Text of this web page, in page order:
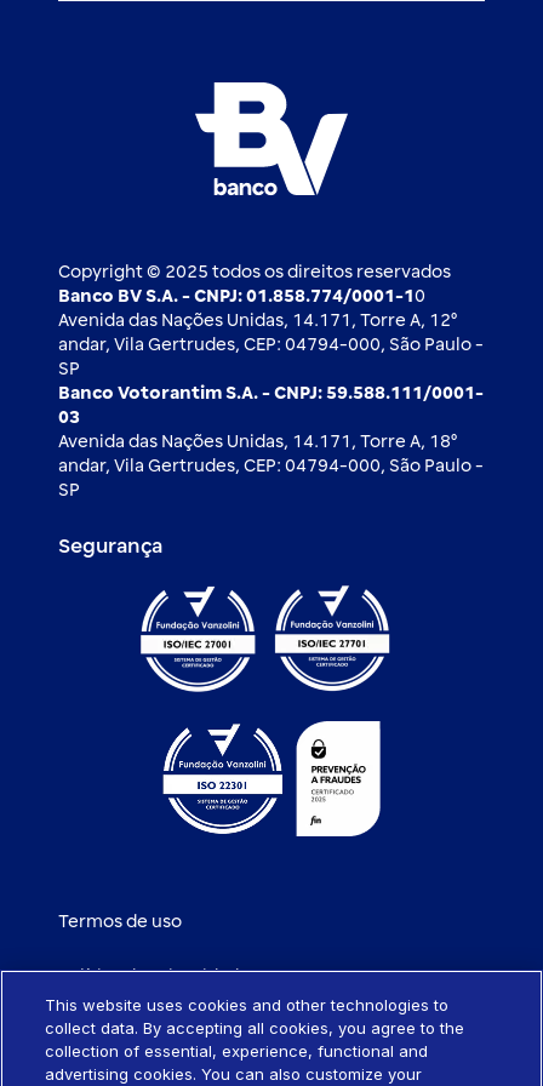
Câmbio e Comércio exterior
Notícias Econômicas
Copyright © 2025 todos os direitos reservados
Banco BV S.A. - CNPJ: 01.858.774/0001-1 0
Avenida das Nações Unidas, 14.171, Torre A, 12⁰
andar, Vila Gertrudes, CEP: 04794-000, São Paulo -
SP
Banco Votorantim S.A. - CNPJ: 59.588.111/0001-
03
Avenida das Nações Unidas, 14.171, Torre A, 18⁰
andar, Vila Gertrudes, CEP: 04794-000, São Paulo -
SP
Segurança
Termos de uso
Política de privacidade
Política de cookies
This website uses cookies and other technologies to
collect data. By accepting all cookies, you agree to the
collection of essential, experience, functional and
advertising cookies. You can also customize your